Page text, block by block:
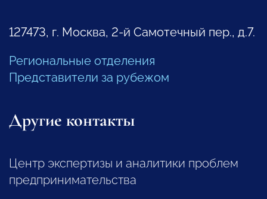
127473, г. Москва, 2-й Самотечный пер., д.7.
Региональные отделения
Представители за рубежом
Другие контакты
Центр экспертизы и аналитики проблем
предпринимательства